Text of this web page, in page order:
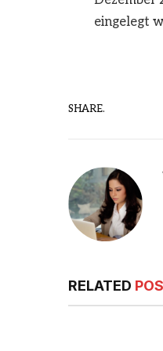
eingelegt
SHARE.
RELATED